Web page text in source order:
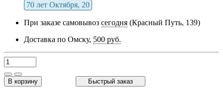
70 лет Октября, 20
При заказе самовывоз сегодня (Красный Путь, 139)
Доставка по Омску, 500 руб.
В корзину Быстрый заказ